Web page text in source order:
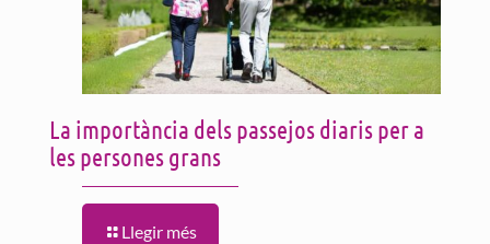
La importància dels passejos diaris per a
les persones grans
Llegir més